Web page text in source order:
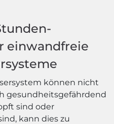
einwandfreie
können nicht
gesundheitsgefährdend
sind oder
kann dies zu